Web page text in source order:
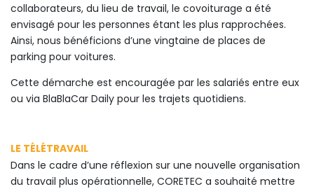
collaborateurs, du lieu de travail, le covoiturage a été
envisagé pour les personnes étant les plus rapprochées.
Ainsi, nous bénéficions d’une vingtaine de places de
parking pour voitures.
Cette démarche est encouragée par les salariés entre eux
ou via BlaBlaCar Daily pour les trajets quotidiens.
LE TÉLÉTRAVAIL
Dans le cadre d’une réflexion sur une nouvelle organisation
du travail plus opérationnelle, CORETEC a souhaité mettre